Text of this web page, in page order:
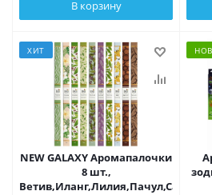
В корзину
ХИТ
NEW GALAXY Аромапалочки
8 шт.,